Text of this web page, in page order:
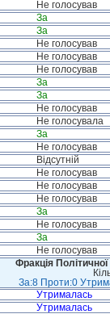
Не голосував
За
За
Не голосував
Не голосував
Не голосував
За
За
Не голосував
Не голосувала
За
Не голосував
Відсутній
Не голосував
Не голосував
Не голосував
За
Не голосував
За
Не голосував
Фракція
За:8 Проти:0
Утрималась
Утрималась